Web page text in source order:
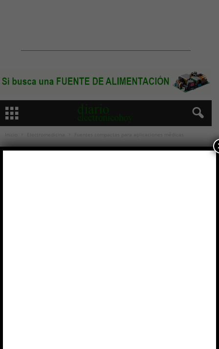
Electromedicina Fuentes compactas para aplicaciones médicas